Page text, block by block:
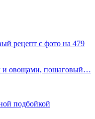
рецепт с фото на 479
и овощами, пошаговый…
подбойкой